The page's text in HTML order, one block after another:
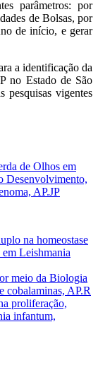
parâmetros: por
de Bolsas, por
de início, e gerar
a identificação da
no Estado de São
vigentes
de Olhos em
Desenvolvimento,
AP.JP
na homeostase
Leishmania
meio da Biologia
cobalaminas, AP.R
proliferação,
infantum,